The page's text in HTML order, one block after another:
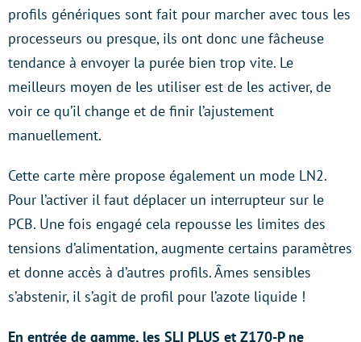
profils génériques sont fait pour marcher avec tous les
processeurs ou presque, ils ont donc une fâcheuse
tendance à envoyer la purée bien trop vite. Le
meilleurs moyen de les utiliser est de les activer, de
voir ce qu’il change et de finir l’ajustement
manuellement.
Cette carte mère propose également un mode LN2.
Pour l’activer il faut déplacer un interrupteur sur le
PCB. Une fois engagé cela repousse les limites des
tensions d’alimentation, augmente certains paramètres
et donne accès à d’autres profils. Âmes sensibles
s’abstenir, il s’agit de profil pour l’azote liquide !
En entrée de gamme, les SLI PLUS et Z170-P ne